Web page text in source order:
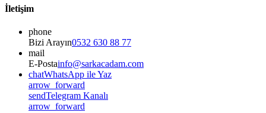
İletişim
phone
Bizi Arayın0532 630 88 77
mail
E-Postainfo@sarkacadam.com
chatWhatsApp ile Yaz
arrow_forward
sendTelegram Kanalı
arrow_forward